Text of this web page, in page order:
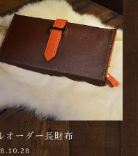
オーダー長財布